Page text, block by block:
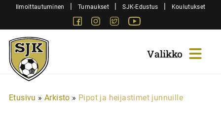
SiirryIlmoittautuminen | Turnaukset | SJK-Edustus | Koulutukset
FacebookInstagram
Twitter
Sjk-
Juniorit
Etusivu » Arkisto » Pipot ja heijastimet junnuille